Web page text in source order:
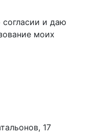
согласии и даю
моих
17